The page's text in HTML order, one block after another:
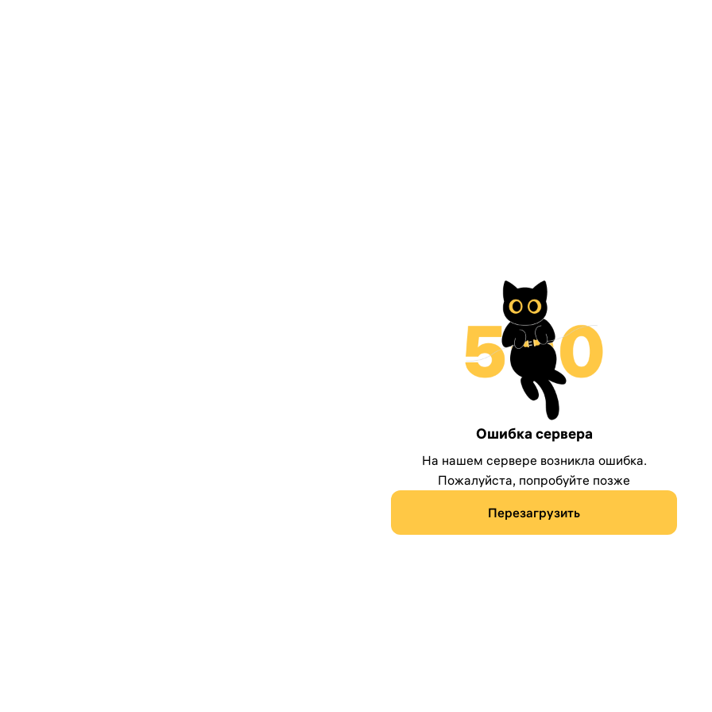
Ошибка сервера
На нашем сервере возникла ошибка.
Пожалуйста, попробуйте позже
Перезагрузить